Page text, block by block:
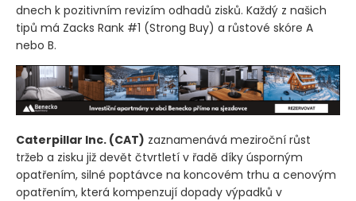
dnech k pozitivním revizím odhadů zisků. Každý z našich
tipů má Zacks Rank #1 (Strong Buy) a růstové skóre A
nebo B.
Caterpillar Inc. (CAT) zaznamenává meziroční růst
tržeb a zisku již devět čtvrtletí v řadě díky úsporným
opatřením, silné poptávce na koncovém trhu a cenovým
opatřením, která kompenzují dopady výpadků v